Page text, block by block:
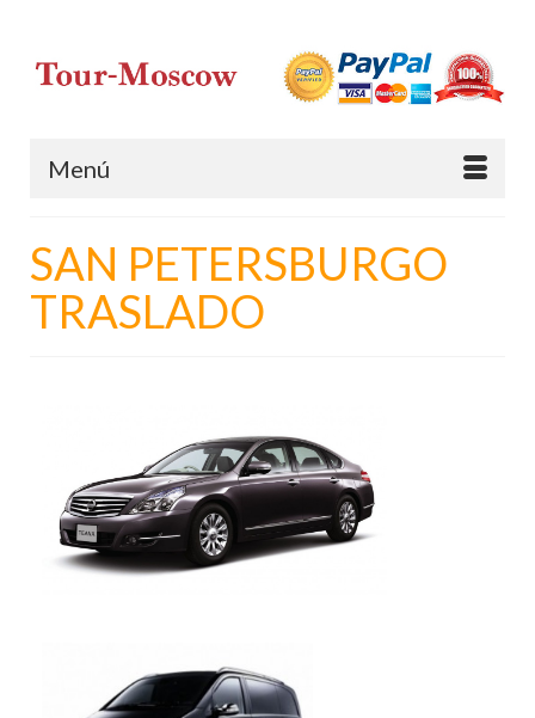
Menú
SAN PETERSBURGO
TRASLADO